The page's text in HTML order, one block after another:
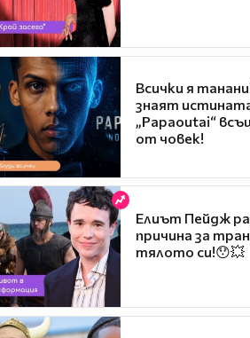
Всички я
знаят
„Papaoutai“
от човек!
Елиът Пейдж
причина за
тялото си!😯💥